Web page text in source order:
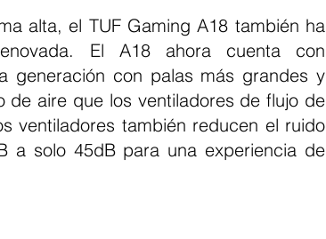
El A18 ahora cuenta con
generación con palas más grandes y
aire que los ventiladores de flujo de
ventiladores también reducen el ruido
a solo 45dB para una experiencia de